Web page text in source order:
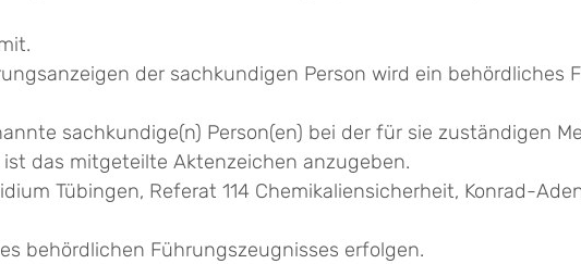
der sachkundigen Person wird ein behördliches
sachkundige(n) Person(en) bei der für sie zuständigen
das mitgeteilte Aktenzeichen anzugeben.
Tübingen, Referat 114 Chemikaliensicherheit, Konrad-
behördlichen Führungszeugnisses erfolgen.